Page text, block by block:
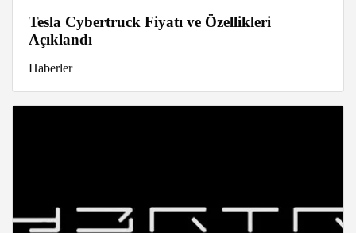
Tesla Cybertruck Fiyatı ve Özellikleri
Açıklandı
Haberler